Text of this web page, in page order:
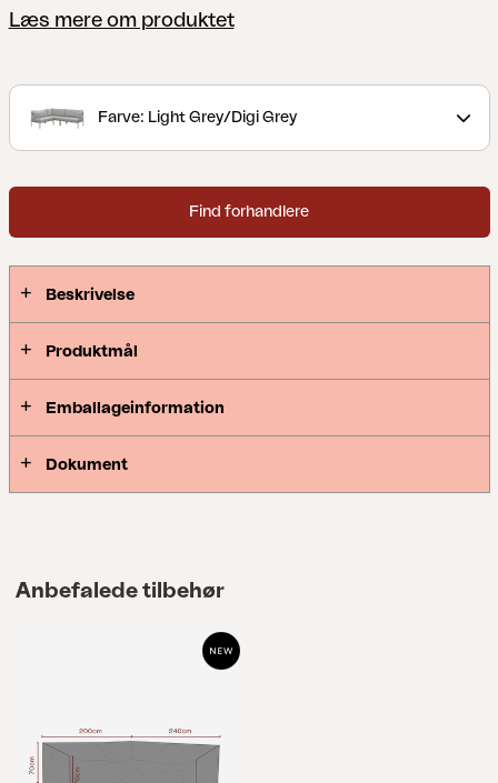
fleksibilitet – med fantastisk komfort. Alle dele
sæde- og ryghynder, fyldt med syntetiske dun, der
Designet i hegnsstil tilføjer karakter, og det
midterste modul fungerer lige så godt alene som i
Læs mere om produktet
Farve: Light Grey/Digi Grey
Find forhandlere
Beskrivelse
Produktmål
Emballageinformation
Dokument
Anbefalede tilbehør